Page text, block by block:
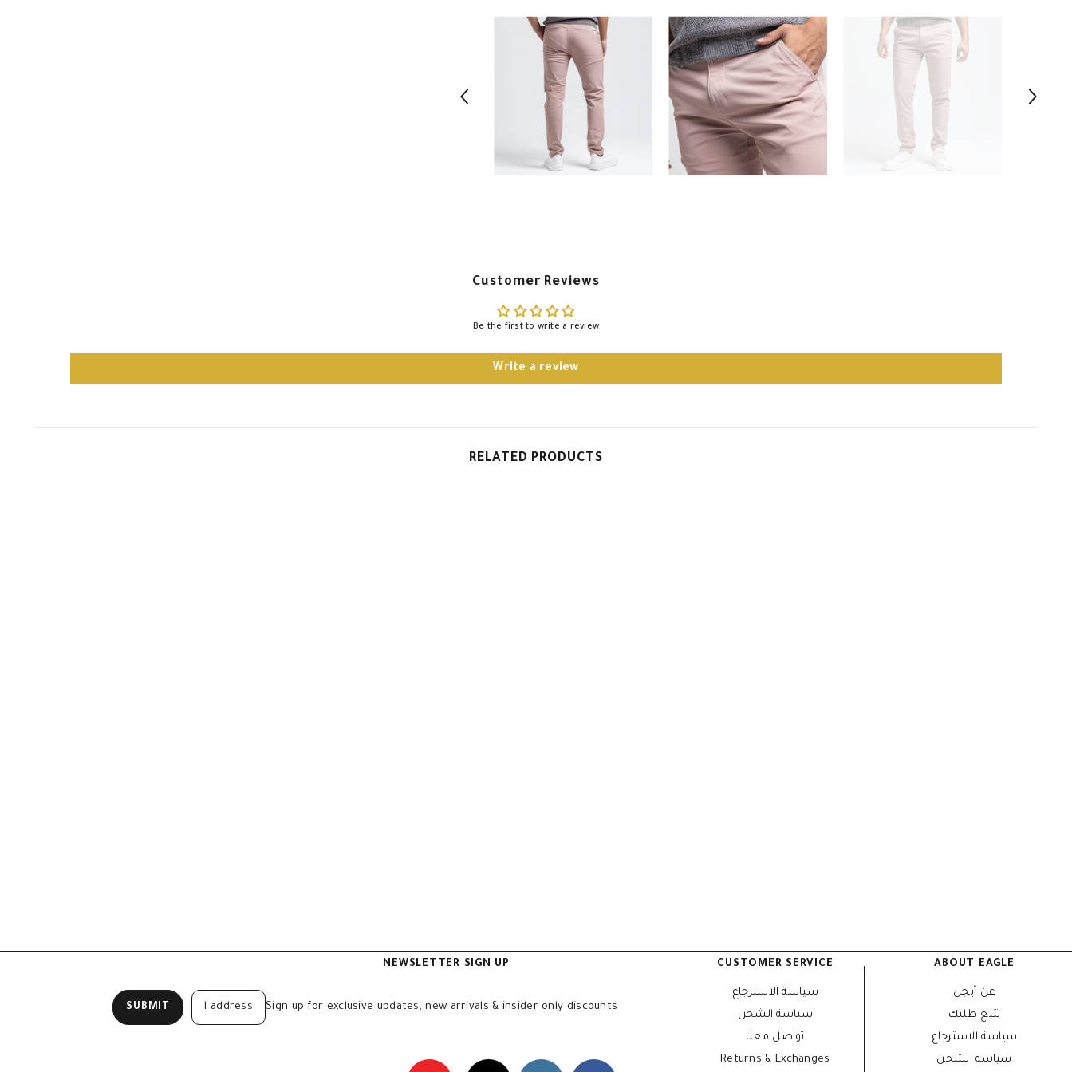
Customer Reviews
Be the first to write a review
Write a review
RELATED PRODUCTS
ABOUT EAGLE
عن أيجل
تتبع طلبك
سياسة الاسترجاع
سياسة الشحن
CUSTOMER SERVICE
سياسة الاسترجاع
سياسة الشحن
تواصل معنا
Returns & Exchanges
NEWSLETTER SIGN UP
Sign up for exclusive updates, new arrivals & insider only discounts
SUBMIT